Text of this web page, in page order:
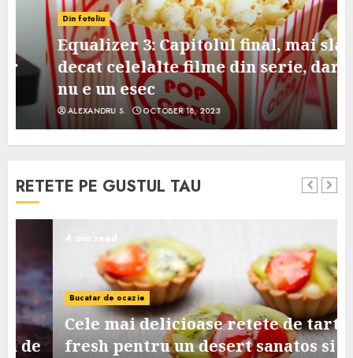
Din fotoliu
Equalizer 3: Capitolul final, mai slab
decat celelalte filme din serie, dar
nu e un esec
ALEXANDRU S. OCTOBER 18, 2023
RETETE PE GUSTUL TAU
4 min read
Bucatar de ocazie
Cele mai delicioase retete de tarte
fresh pentru un desert sanatos si